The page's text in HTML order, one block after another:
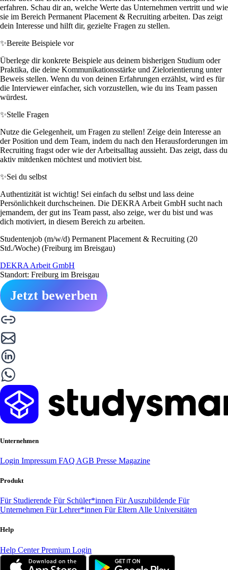
erfahren. Schau dir an, welche Werte das Unternehmen vertritt und wie
sie im Bereich Permanent Placement & Recruiting arbeiten. Das zeigt
dein Interesse und hilft dir, gezielte Fragen zu stellen.
✨Bereite Beispiele vor
Überlege dir konkrete Beispiele aus deinem bisherigen Studium oder
Praktika, die deine Kommunikationsstärke und Zielorientierung unter
Beweis stellen. Wenn du von deinen Erfahrungen erzählst, wird es für
die Interviewer einfacher, sich vorzustellen, wie du ins Team passen
würdest.
✨Stelle Fragen
Nutze die Gelegenheit, um Fragen zu stellen! Zeige dein Interesse an
der Position und dem Team, indem du nach den Herausforderungen im
Recruiting fragst oder wie der Arbeitsalltag aussieht. Das zeigt, dass du
aktiv mitdenken möchtest und motiviert bist.
✨Sei du selbst
Authentizität ist wichtig! Sei einfach du selbst und lass deine
Persönlichkeit durchscheinen. Die DEKRA Arbeit GmbH sucht nach
jemandem, der gut ins Team passt, also zeige, wer du bist und was
dich motiviert, in diesem Bereich zu arbeiten.
Studentenjob (m/w/d) Permanent Placement & Recruiting (20
Std./Woche) (Freiburg im Breisgau)
DEKRA Arbeit GmbH
Standort: Freiburg im Breisgau
Jetzt bewerben
Unternehmen
Login Impressum FAQ AGB Presse Magazine
Produkt
Für Studierende Für Schüler*innen Für Auszubildende Für
Unternehmen Für Lehrer*innen Für Eltern Alle Universitäten
Help
Help CenterPremium Login